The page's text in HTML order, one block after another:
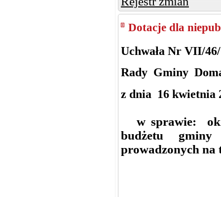
Dotacje dla
Uchwała Nr VII/
Rady Gminy
z dnia 16 kwietnia
w sprawie:
budżetu gminy
prowadzonych na